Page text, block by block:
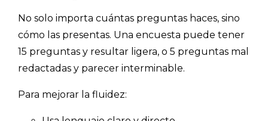
No solo importa cuántas preguntas haces, sino
cómo las presentas. Una encuesta puede tener
15 preguntas y resultar ligera, o 5 preguntas mal
redactadas y parecer interminable.
Para mejorar la fluidez: